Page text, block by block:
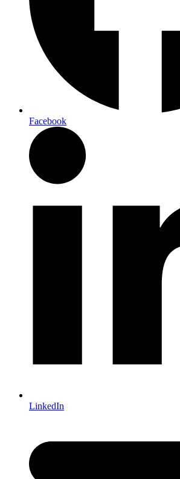
Facebook
LinkedIn